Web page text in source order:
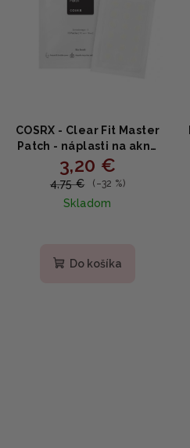
COSRX - Clear Fit Master
Patch - náplasti na akné
18ks náplastí
3,20 €
4,75 € (–32 %)
Skladom
produktu
Do košíka